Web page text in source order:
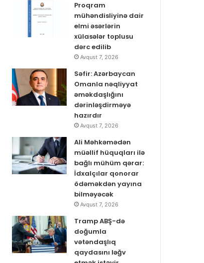
Proqram
mühəndisliyinə dair
elmi əsərlərin
xülasələr toplusu
dərc edilib
Avqust 7, 2026
Səfir: Azərbaycan
Omanla nəqliyyat
əməkdaşlığını
dərinləşdirməyə
hazırdır
Avqust 7, 2026
Ali Məhkəmədən
müəllif hüquqları ilə
bağlı mühüm qərar:
İdxalçılar qonorar
ödəməkdən yayına
bilməyəcək
Avqust 7, 2026
Tramp ABŞ-də
doğumla
vətəndaşlıq
qaydasını ləğv